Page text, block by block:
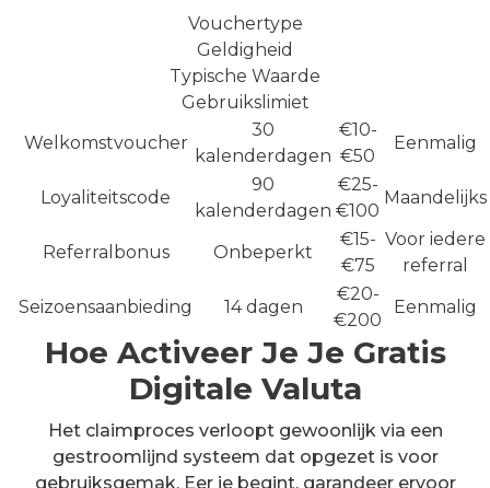
Vouchertype
Geldigheid
Typische Waarde
Gebruikslimiet
Welkomstvoucher
30
kalenderdagen
€10-
€50
Eenmalig
Loyaliteitscode
90
kalenderdagen
€25-
€100
Maandelijks
Referralbonus Onbeperkt
€15-
€75
Voor iedere
referral
Seizoensaanbieding
14 dagen
€20-
€200
Eenmalig
Hoe Activeer Je Je Gratis
Digitale Valuta
Het claimproces verloopt gewoonlijk via een
gestroomlijnd systeem dat opgezet is voor
gebruiksgemak. Eer je begint, garandeer ervoor